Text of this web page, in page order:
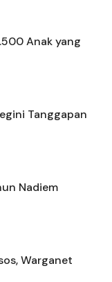
Anak yang
Tanggapan
Nadiem
Warganet